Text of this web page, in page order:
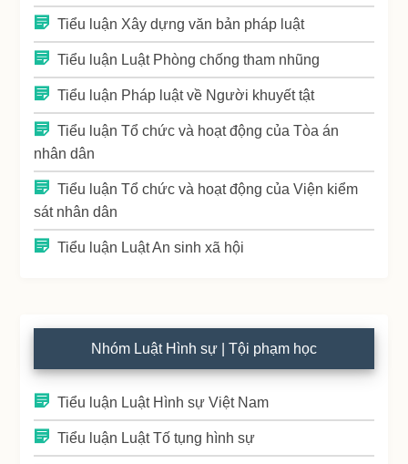
Tiểu luận Xây dựng văn bản pháp luật
Tiểu luận Luật Phòng chống tham nhũng
Tiểu luận Pháp luật về Người khuyết tật
Tiểu luận Tổ chức và hoạt động của Tòa án
nhân dân
Tiểu luận Tổ chức và hoạt động của Viện kiểm
sát nhân dân
Tiểu luận Luật An sinh xã hội
Nhóm Luật Hình sự | Tội phạm học
Tiểu luận Luật Hình sự Việt Nam
Tiểu luận Luật Tố tụng hình sự